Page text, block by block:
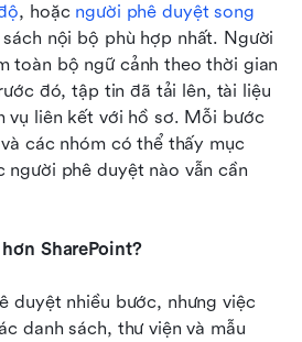
, hoặc người phê duyệt song
nội bộ phù hợp nhất. Người
toàn bộ ngữ cảnh theo thời gian
đó, tập tin đã tải lên, tài liệu
vụ liên kết với hồ sơ. Mỗi bước
các nhóm có thể thấy mục
người phê duyệt nào vẫn cần
SharePoint?
duyệt nhiều bước, nhưng việc
danh sách, thư viện và mẫu